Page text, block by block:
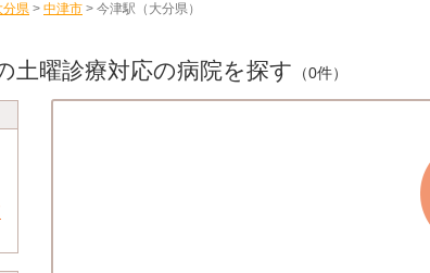
分県 > 中津市 > 今津駅（大分県）
土曜診療対応の病院を探す （0件）